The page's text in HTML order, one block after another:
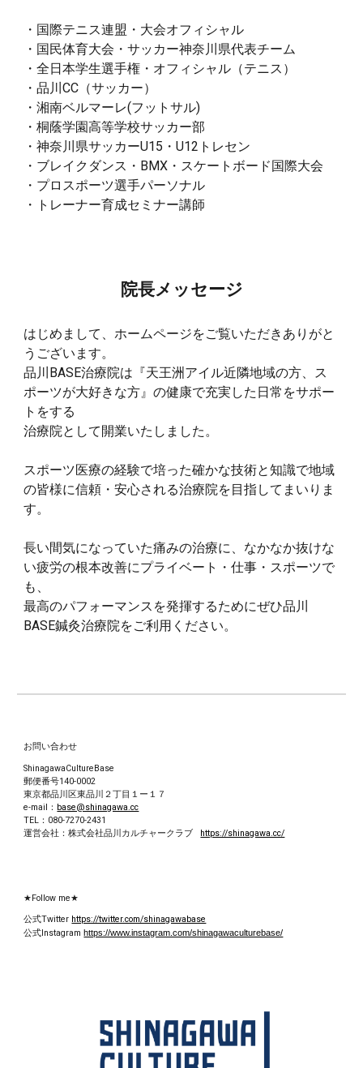
・国際テニス連盟・大会オフィシャル
・国民体育大会・サッカー神奈川県代表チーム
・全日本学生選手権・オフィシャル（テニス）
・品川CC（サッカー）
・湘南ベルマーレ(フットサル)
・桐蔭学園高等学校サッカー部
・神奈川県サッカーU15・U12トレセン
・ブレイクダンス・BMX・スケートボード国際大会
・プロスポーツ選手パーソナル
・トレーナー育成セミナー講師
院長メッセージ
はじめまして、ホームページをご覧いただきありがと
うございます。
品川BASE治療院は『天王洲アイル近隣地域の方、ス
ポーツが大好きな方』の健康で充実した日常をサポー
トをする
治療院として開業いたしました。
スポーツ医療の経験で培った確かな技術と知識で地域
の皆様に信頼・安心される治療院を目指してまいりま
す。
長い間気になっていた痛みの治療に、なかなか抜けな
い疲労の根本改善にプライベート・仕事・スポーツで
も、
最高のパフォーマンスを発揮するためにぜひ品川
BASE鍼灸治療院をご利用ください。
お問い合わせ
ShinagawaCultureBase
郵便番号140-0002
東京都品川区東品川２丁目１ー１７
e-mail： base@shinagawa.cc
TEL：080-7270-2431
運営会社：株式会社品川カルチャークラブ https://shinagawa.cc/
★Follow me★
公式Twitter https://twitter.com/shinagawabase
公式 Instagram https://www.instagram.com/shinagawaculturebase/